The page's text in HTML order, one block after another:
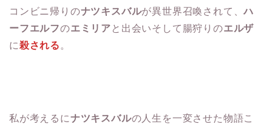
コンビニ帰りのナツキスバルが異世界召喚されて、ハ
ーフエルフのエミリア と出会いそして腸狩りのエルザ
に殺される 。
私が考えるにナツキスバルの人生を一変させた物語こ